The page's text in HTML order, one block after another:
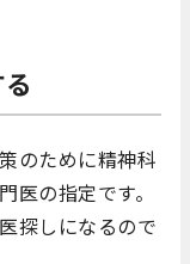
のために精神科
医の指定です。
探しになるので